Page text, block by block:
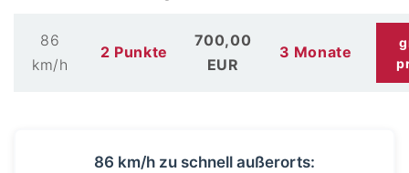
86
km/h
2 Punkte
700,00
EUR
3 Monate
86 km/h zu schnell außerorts: